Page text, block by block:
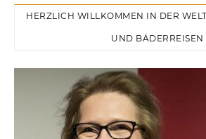
HERZLICH WILLKOMMEN IN DER
UND BÄDERREISEN